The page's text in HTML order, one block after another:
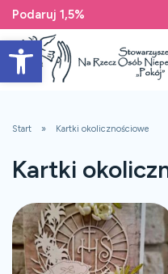
Open toolbar
Podaruj 1,5%
Start Kartki okolicznościowe
Kartki